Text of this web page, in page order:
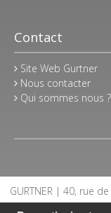
Contact
Site Web Gurtner
Nous contacter
Qui sommes nous ?
GURTNER | 40, rue